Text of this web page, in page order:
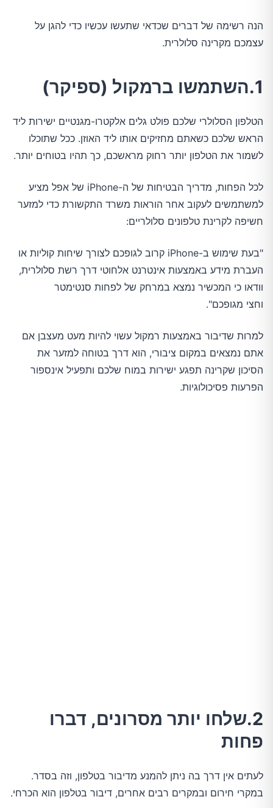
הנה רשימה של דברים שכדאי שתעשו עכשיו כדי להגן על
עצמכם מקרינה סלולרית.
1.השתמשו ברמקול (ספיקר)
הטלפון הסלולרי שלכם פולט גלים אלקטרו-מגנטיים ישירות ליד
הראש שלכם כשאתם מחזיקים אותו ליד האוזן. ככל שתוכלו
לשמור את הטלפון יותר רחוק מראשכם, כך תהיו בטוחים יותר.
לכל הפחות, מדריך הבטיחות של ה-iPhone של אפל מציע
למשתמשים לעקוב אחר הוראות משרד התקשורת כדי למזער
חשיפה לקרינת טלפונים סלולריים:
"בעת שימוש ב-iPhone קרוב לגופכם לצורך שיחות קוליות או
העברת מידע באמצעות אינטרנט אלחוטי דרך רשת סלולרית,
וודאו כי המכשיר נמצא במרחק של לפחות סנטימטר
וחצי מגופכם".
למרות שדיבור באמצעות רמקול עשוי להיות מעט מעצבן אם
אתם נמצאים במקום ציבורי, הוא דרך בטוחה למזער את
הסיכון שקרינה תפגע ישירות במוח שלכם ותפעיל אינספור
הפרעות פסיכולוגיות.
2.שלחו יותר מסרונים, דברו
פחות
לעתים אין דרך בה ניתן להמנע מדיבור בטלפון, וזה בסדר.
במקרי חירום ובמקרים רבים אחרים, דיבור בטלפון הוא הכרחי.